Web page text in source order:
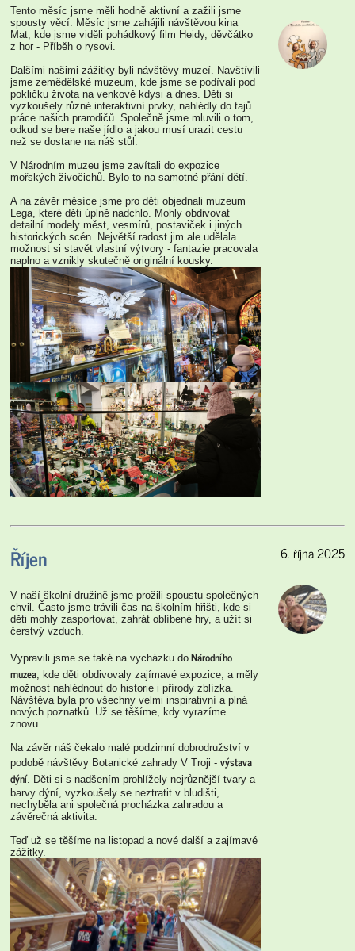
Tento měsíc jsme měli hodně aktivní a zažili jsme
spousty věcí. Měsíc jsme zahájili návštěvou kina
Mat, kde jsme viděli pohádkový film Heidy, děvčátko
z hor - Příběh o rysovi.
Dalšími našimi zážitky byli návštěvy muzeí. Navštívili
jsme zemědělské muzeum, kde jsme se podívali pod
pokličku života na venkově kdysi a dnes. Děti si
vyzkoušely různé interaktivní prvky, nahlédly do tajů
práce našich prarodičů. Společně jsme mluvili o tom,
odkud se bere naše jídlo a jakou musí urazit cestu
než se dostane na náš stůl.
V Národním muzeu jsme zavítali do expozice
mořských živočichů. Bylo to na samotné přání dětí.
A na závěr měsíce jsme pro děti objednali muzeum
Lega, které děti úplně nadchlo. Mohly obdivovat
detailní modely měst, vesmírů, postaviček i jiných
historických scén. Největší radost jim ale udělala
možnost si stavět vlastní výtvory - fantazie pracovala
naplno a vznikly skutečně originální kousky.
Říjen
V naší školní družině jsme prožili spoustu společných
chvil. Často jsme trávili čas na školním hřišti, kde si
děti mohly zasportovat, zahrát oblíbené hry, a užít si
čerstvý vzduch.
Vypravili jsme se také na vycházku do Národního
muzea, kde děti obdivovaly zajímavé expozice, a měly
možnost nahlédnout do historie i přírody zblízka.
Návštěva byla pro všechny velmi inspirativní a plná
nových poznatků. Už se těšíme, kdy vyrazíme
znovu.
Na závěr náš čekalo malé podzimní dobrodružství v
podobě návštěvy Botanické zahrady V Troji -výstava
dýní. Děti si s nadšením prohlížely nejrůznější tvary a
barvy dýní, vyzkoušely se neztratit v bludišti,
nechyběla ani společná procházka zahradou a
závěrečná aktivita.
Teď už se těšíme na listopad a nové další a zajímavé
zážitky.
6. října 2025